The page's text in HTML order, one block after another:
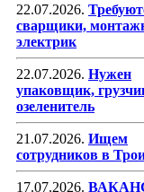
22.07.2026.
сварщики,
электрик
22.07.2026. Нужен
упаковщик,
озеленитель
21.07.2026. Ищем
сотрудников в
17.07.2026.